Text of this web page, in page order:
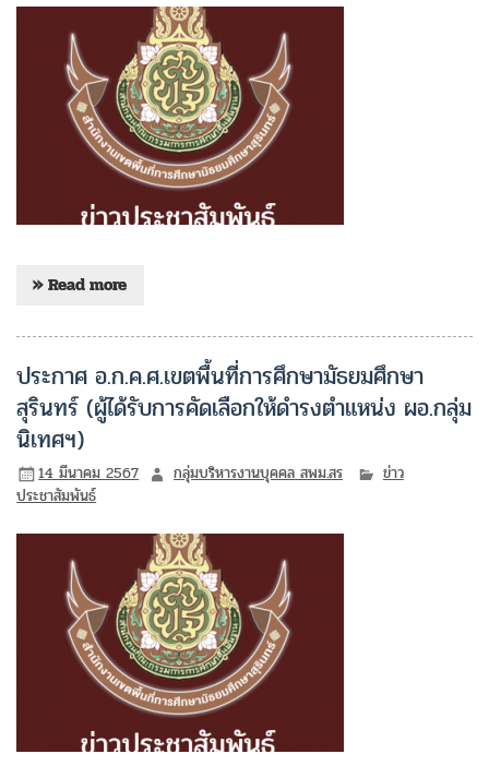
» Read more
ประกาศ อ.ก.ค.ศ.เขตพื้นที่การศึกษามัธยมศึกษา
สุรินทร์ (ผู้ได้รับการคัดเลือกให้ดำรงตำแหน่ง ผอ.กลุ่ม
นิเทศฯ)
14 มีนาคม 2567 กลุ่มบริหารงานบุคคล สพม.สร
ข่าว
ประชาสัมพันธ์